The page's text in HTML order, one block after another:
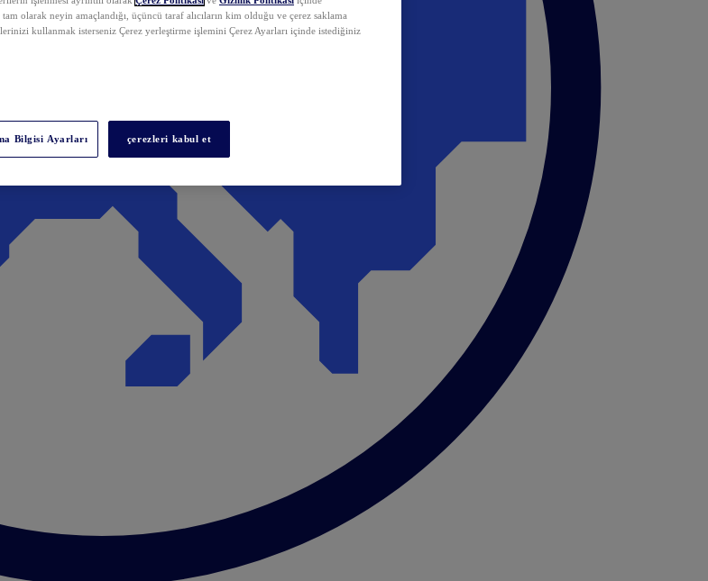
tam olarak neyin amaçlandığı, üçüncü taraf alıcıların kim olduğu ve çerez saklama
kullanmak isterseniz Çerez yerleştirme işlemini Çerez Ayarları içinde istediğiniz
Bilgisi Ayarları çerezleri kabul et